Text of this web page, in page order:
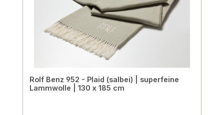
Rolf Benz 952 - Plaid (salbei) | superfeine
Lammwolle | 130 x 185 cm